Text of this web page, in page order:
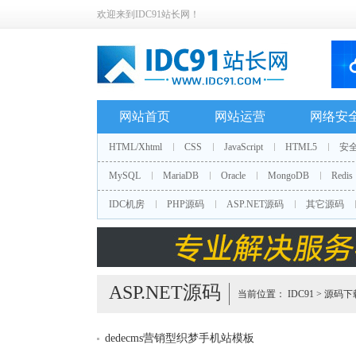
欢迎来到IDC91站长网！
网站首页 网站运营 网络安
HTML/Xhtml CSS JavaScript HTML5 安
MySQL MariaDB Oracle MongoDB Redis
IDC机房 PHP源码 ASP.NET源码 其它源码
ASP.NET源码 当前位置： IDC91 > 源码下
dedecms营销型织梦手机站模板